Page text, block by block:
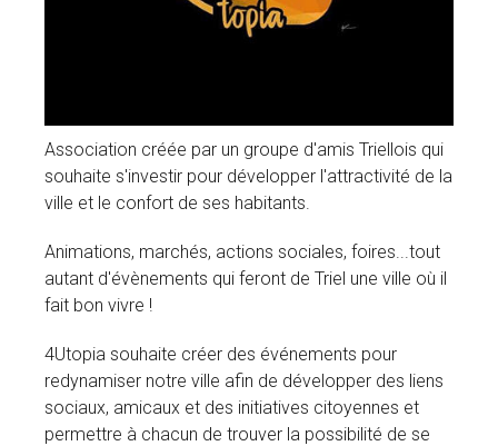
Association créée par un groupe d'amis Triellois qui
souhaite s'investir pour développer l'attractivité de la
ville et le confort de ses habitants.
Animations, marchés, actions sociales, foires...tout
autant d'évènements qui feront de Triel une ville où il
fait bon vivre !
4Utopia souhaite créer des événements pour
redynamiser notre ville afin de développer des liens
sociaux, amicaux et des initiatives citoyennes et
permettre à chacun de trouver la possibilité de se